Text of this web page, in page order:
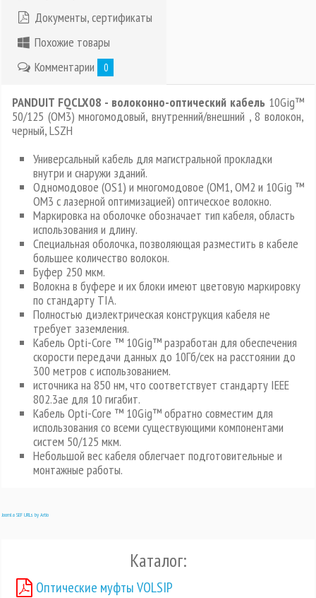
Документы, сертификаты
Похожие товары
Комментарии
0
PANDUIT FQCLX08 - волоконно-оптический кабель 10Gig™
50/125 (OM3) многомодовый, внутренний/внешний , 8 волокон,
черный, LSZH
Универсальный кабель для магистральной прокладки
внутри и снаружи зданий.
Одномодовое (OS1) и многомодовое (OM1, OM2 и 10Gig ™
OM3 c лазерной оптимизацией) оптическое волокно.
Маркировка на оболочке обозначает тип кабеля, область
использования и длину.
Специальная оболочка, позволяющая разместить в кабеле
большее количество волокон.
Буфер 250 мкм.
Волокна в буфере и их блоки имеют цветовую маркировку
по стандарту TIA.
Полностью диэлектрическая конструкция кабеля не
требует заземления.
Кабель Opti-Core ™ 10Gig™ разработан для обеспечения
скорости передачи данных до 10Гб/сек на расстоянии до
300 метров с использованием.
источника на 850 нм, что соответствует стандарту IEEE
802.3ae для 10 гигабит.
Кабель Opti-Core ™ 10Gig™ обратно совместим для
использования со всеми существующими компонентами
систем 50/125 мкм.
Небольшой вес кабеля облегчает подготовительные и
монтажные работы.
Joomla SEF URLs by Artio
Каталог:
Оптические муфты VOLSIP